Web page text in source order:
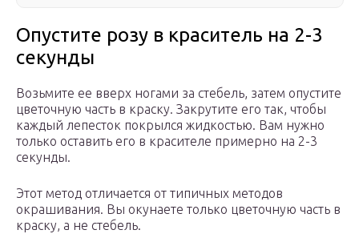
Опустите розу в краситель на 2-3
секунды
Возьмите ее вверх ногами за стебель, затем опустите
цветочную часть в краску. Закрутите его так, чтобы
каждый лепесток покрылся жидкостью. Вам нужно
только оставить его в красителе примерно на 2-3
секунды.
Этот метод отличается от типичных методов
окрашивания. Вы окунаете только цветочную часть в
краску, а не стебель.